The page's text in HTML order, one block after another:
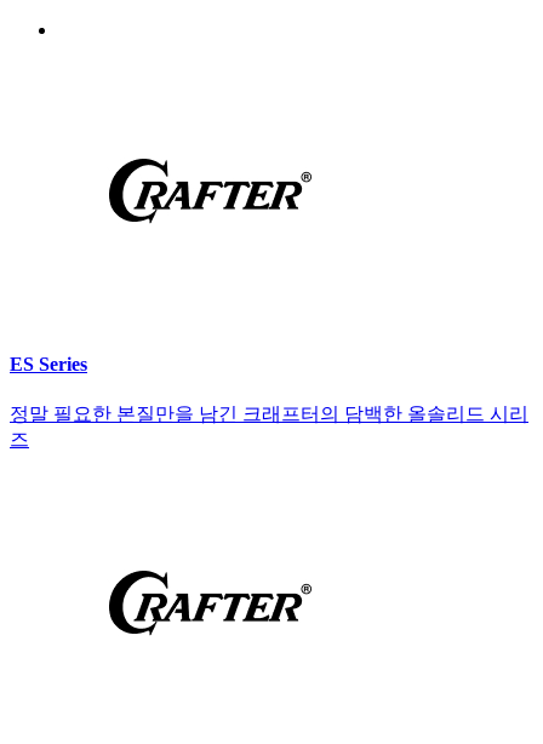
ES Series
정말 필요한 본질만을 남긴 크래프터의 담백한 올솔리드 시리
즈